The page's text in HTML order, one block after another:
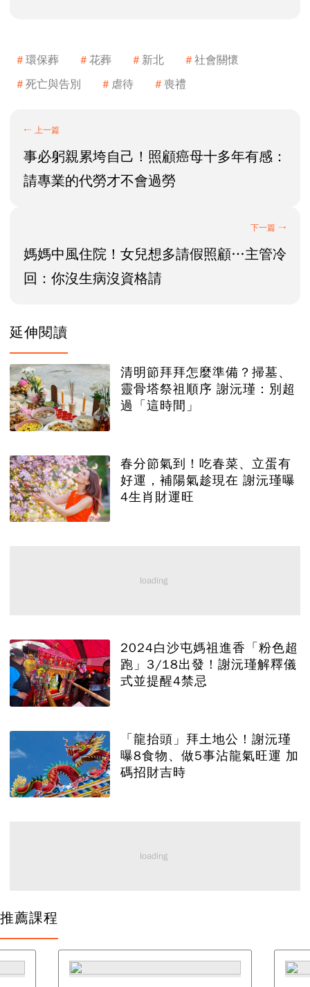
環保葬 花葬 新北
社會關懷
死亡與告別
虐待 喪禮
事必躬親累垮自己！照顧癌母十多年有感：
請專業的代勞才不會過勞
媽媽中風住院！女兒想多請假照顧…主管冷
回：你沒生病沒資格請
延伸閱讀
清明節拜拜怎麼準備？掃墓、
靈骨塔祭祖順序 謝沅瑾：別超
過「這時間」
春分節氣到！吃春菜、立蛋有
好運，補陽氣趁現在 謝沅瑾曝
4生肖財運旺
2024白沙屯媽祖進香「粉色超
跑」3/18出發！謝沅瑾解釋儀
式並提醒4禁忌
「龍抬頭」拜土地公！謝沅瑾
曝8食物、做5事沾龍氣旺運 加
碼招財吉時
推薦課程